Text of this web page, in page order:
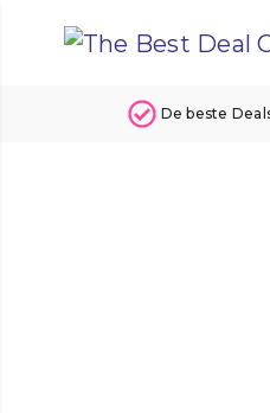
& Kortingsacties!